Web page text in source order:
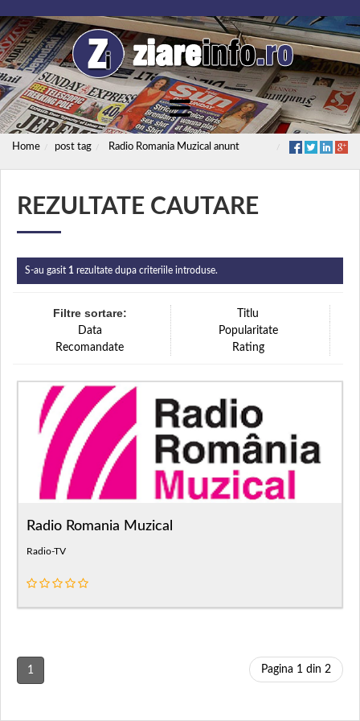
Home post tag Radio Romania Muzical anunt
REZULTATE CAUTARE
S-au gasit 1 rezultate dupa criteriile introduse.
Filtre sortare:
Titlu
Data
Popularitate
Recomandate
Rating
Radio Romania Muzical
Radio-TV
1 Pagina 1 din 2